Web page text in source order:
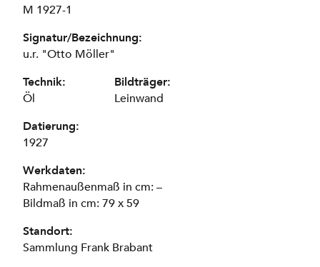
M 1927-1
Signatur/Bezeichnung:
u.r. "Otto Möller"
Technik:
Öl
Bildträger:
Leinwand
Datierung:
1927
Werkdaten:
Rahmenaußenmaß in cm: –
Bildmaß in cm: 79 x 59
Standort:
Sammlung Frank Brabant